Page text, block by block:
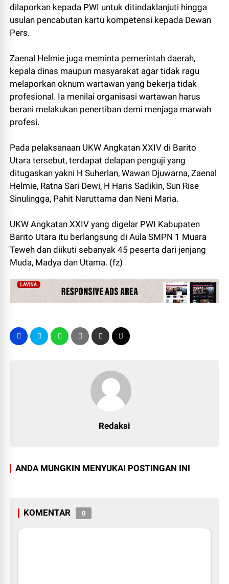
dilaporkan kepada PWI untuk ditindaklanjuti hingga
usulan pencabutan kartu kompetensi kepada Dewan
Pers.
Zaenal Helmie juga meminta pemerintah daerah,
kepala dinas maupun masyarakat agar tidak ragu
melaporkan oknum wartawan yang bekerja tidak
profesional. Ia menilai organisasi wartawan harus
berani melakukan penertiban demi menjaga marwah
profesi.
Pada pelaksanaan UKW Angkatan XXIV di Barito
Utara tersebut, terdapat delapan penguji yang
ditugaskan yakni H Suherlan, Wawan Djuwarna, Zaenal
Helmie, Ratna Sari Dewi, H Haris Sadikin, Sun Rise
Sinulingga, Pahit Naruttama dan Neni Maria.
UKW Angkatan XXIV yang digelar PWI Kabupaten
Barito Utara itu berlangsung di Aula SMPN 1 Muara
Teweh dan diikuti sebanyak 45 peserta dari jenjang
Muda, Madya dan Utama. (fz)
Redaksi
ANDA MUNGKIN MENYUKAI POSTINGAN INI
KOMENTAR 0